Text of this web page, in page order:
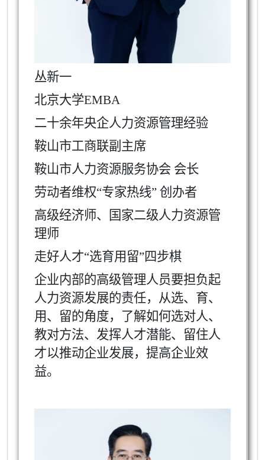
丛新一
北京大学EMBA
二十余年央企人力资源管理经验
鞍山市工商联副主席
鞍山市人力资源服务协会 会长
劳动者维权“专家热线” 创办者
高级经济师、国家二级人力资源管
理师
走好人才“选育用留”四步棋
企业内部的高级管理人员要担负起
人力资源发展的责任，从选、育、
用、留的角度，了解如何选对人、
教对方法、发挥人才潜能、留住人
才以推动企业发展，提高企业效
益。